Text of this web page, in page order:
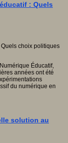
: Quels
Éducatif,
années ont été
du numérique en
solution au